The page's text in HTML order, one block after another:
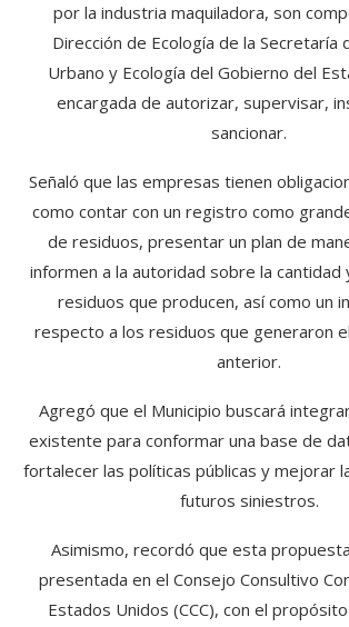
por la industria maquiladora, son
Dirección de Ecología de la Secretaría
Urbano y Ecología del Gobierno del
encargada de autorizar, supervisar,
sancionar.
Señaló que las empresas tienen
como contar con un registro como
de residuos, presentar un plan de
informen a la autoridad sobre la cantidad
residuos que producen, así como un
respecto a los residuos que generaron
anterior.
Agregó que el Municipio buscará
existente para conformar una base de
fortalecer las políticas públicas y mejorar
futuros siniestros.
Asimismo, recordó que esta
presentada en el Consejo Consultivo
Estados Unidos (CCC), con el